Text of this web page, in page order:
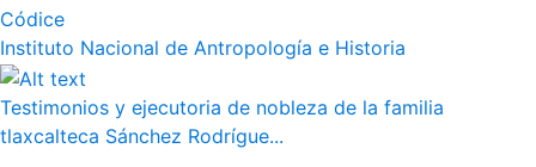
Códice
Instituto Nacional de Antropología e Historia
Testimonios y ejecutoria de nobleza de la familia
tlaxcalteca Sánchez Rodrígue...